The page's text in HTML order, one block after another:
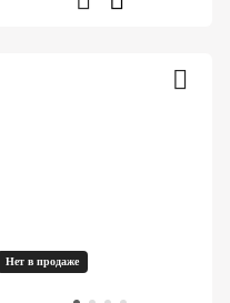
Нет в продаже